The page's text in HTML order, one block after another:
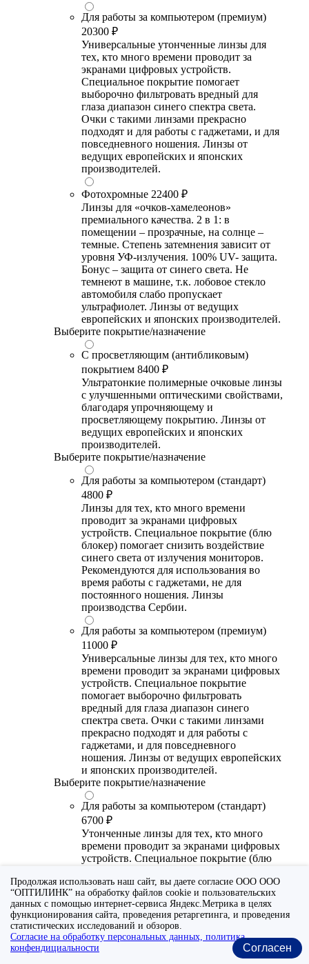
Для работы за компьютером (премиум)
20300 ₽
Универсальные утонченные линзы для
тех, кто много времени проводит за
экранами цифровых устройств.
Специальное покрытие помогает
выборочно фильтровать вредный для
глаза диапазон синего спектра света.
Очки с такими линзами прекрасно
подходят и для работы с гаджетами, и для
повседневного ношения. Линзы от
ведущих европейских и японских
производителей.
Фотохромные 22400 ₽
Линзы для «очков-хамелеонов»
премиального качества. 2 в 1: в
помещении – прозрачные, на солнце –
темные. Степень затемнения зависит от
уровня УФ-излучения. 100% UV- защита.
Бонус – защита от синего света. Не
темнеют в машине, т.к. лобовое стекло
автомобиля слабо пропускает
ультрафиолет. Линзы от ведущих
европейских и японских производителей.
Выберите покрытие/назначение
С просветляющим (антибликовым)
покрытием 8400 ₽
Ультратонкие полимерные очковые линзы
с улучшенными оптическими свойствами,
благодаря упрочняющему и
просветляющему покрытию. Линзы от
ведущих европейских и японских
производителей.
Выберите покрытие/назначение
Для работы за компьютером (стандарт)
4800 ₽
Линзы для тех, кто много времени
проводит за экранами цифровых
устройств. Специальное покрытие (блю
блокер) помогает снизить воздействие
синего света от излучения мониторов.
Рекомендуются для использования во
время работы с гаджетами, не для
постоянного ношения. Линзы
производства Сербии.
Для работы за компьютером (премиум)
11000 ₽
Универсальные линзы для тех, кто много
времени проводит за экранами цифровых
устройств. Специальное покрытие
помогает выборочно фильтровать
вредный для глаза диапазон синего
спектра света. Очки с такими линзами
прекрасно подходят и для работы с
гаджетами, и для повседневного
ношения. Линзы от ведущих европейских
и японских производителей.
Выберите покрытие/назначение
Для работы за компьютером (стандарт)
6700 ₽
Утонченные линзы для тех, кто много
времени проводит за экранами цифровых
устройств. Специальное покрытие (блю
синего света от излучения мониторов.
Рекомендуются для использования во
время работы с гаджетами, не для
постоянного ношения. Линзы
производства Сербии или Ю.-В. Азии.
Для работы за компьютером (премиум)
Продолжая использовать наш сайт, вы даете согласие ООО ООО
“ОПТИЛИНК” на обработку файлов cookie и пользовательских
данных с помощью интернет-сервиса Яндекс.Метрика в целях
функционирования сайта, проведения ретаргетинга, и проведения
статистических исследований и обзоров.
Согласие на обработку персональных данных, политика
конфендициальности
Согласен